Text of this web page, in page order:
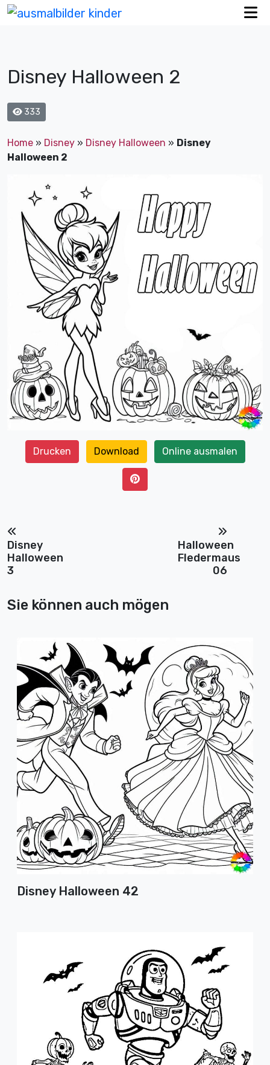
Disney Halloween 2
333
Home » Disney » Disney Halloween » Disney
Halloween 2
Drucken Download Online ausmalen
Disney
Halloween
3
Halloween
Fledermaus
06
Sie können auch mögen
Disney Halloween 42